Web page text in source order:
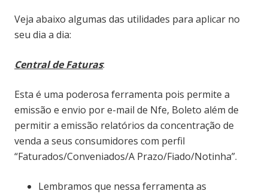
Veja abaixo algumas das utilidades para aplicar no
seu dia a dia:
Central de Faturas:
Esta é uma poderosa ferramenta pois permite a
emissão e envio por e-mail de Nfe, Boleto além de
permitir a emissão relatórios da concentração de
venda a seus consumidores com perfil
“Faturados/Conveniados/A Prazo/Fiado/Notinha”.
Lembramos que nessa ferramenta as